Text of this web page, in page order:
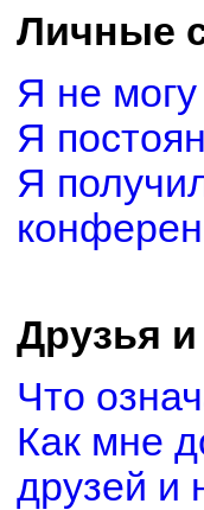
Личные
Я не
Я
Я
Друзья
Что
Как мне
друзей и